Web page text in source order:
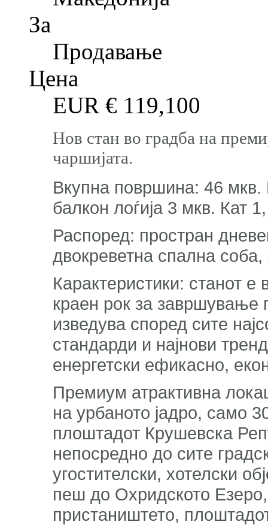
За
Продавање
Цена
EUR € 119,100
Нов стан во градба на
чаршијата.
Вкупна површина: 46
балкон лоѓија 3 мкв. Кат
Распоред: простран
двокреветна спална
Карактеристики: станот
краен рок за завршување
изведува според сите
стандарди и најнови
енергетски ефикасно,
Премиум атрактивна
на урбаното јадро, само
плоштадот Крушевска
непосредно до сите
угостителски, хотелски
пеш до Охридското
пристаништето,